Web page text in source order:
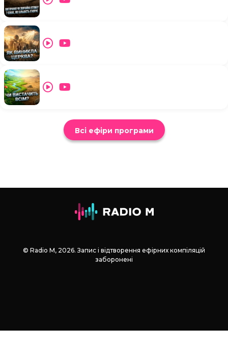
Всі ефіри програми
© Radio М, 2026. Запис і відтворення ефірних компіляцій
заборонені